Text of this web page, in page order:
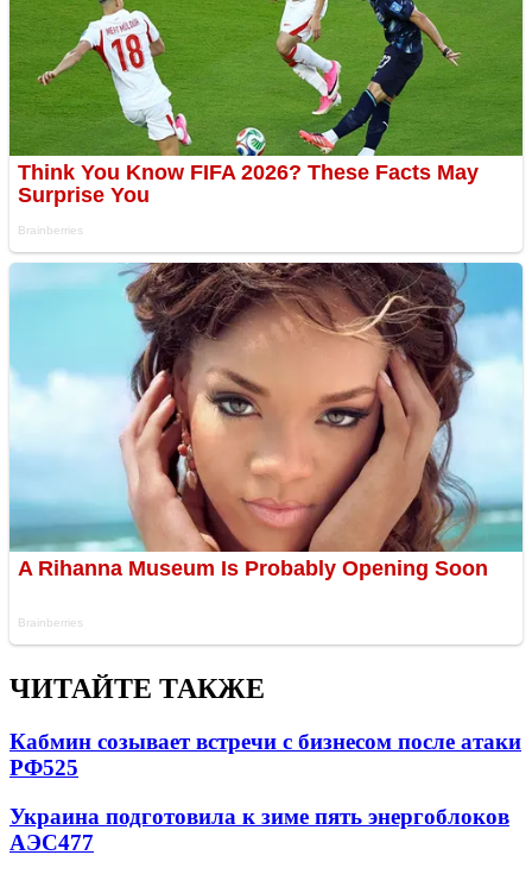
ЧИТАЙТЕ ТАКЖЕ
Кабмин созывает встречи с бизнесом после атаки
РФ525
Украина подготовила к зиме пять энергоблоков
АЭС477